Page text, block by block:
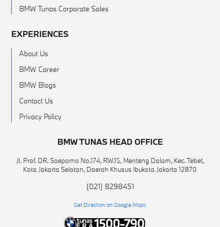
BMW Tunas Corporate Sales
EXPERIENCES
About Us
BMW Career
BMW Blogs
Contact Us
Privacy Policy
BMW TUNAS HEAD OFFICE
Jl. Prof. DR. Soepomo No.174, RW.15, Menteng Dalam, Kec. Tebet,
Kota Jakarta Selatan, Daerah Khusus Ibukota Jakarta 12870
(021) 8298451
Get Direction on Google Maps